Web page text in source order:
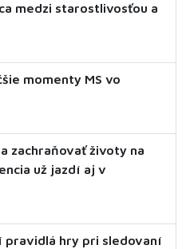
medzi starostlivosťou a
momenty MS vo
zachraňovať životy na
už jazdí aj v
pravidlá hry pri sledovaní